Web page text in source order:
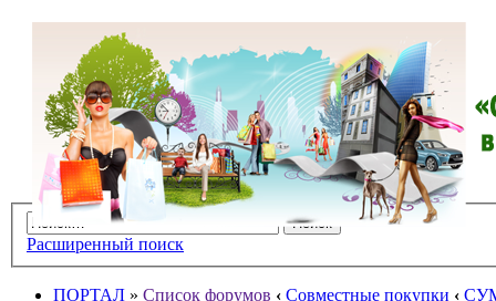
Расширенный поиск
ПОРТАЛ » Список форумов ‹ Совместные покупки ‹